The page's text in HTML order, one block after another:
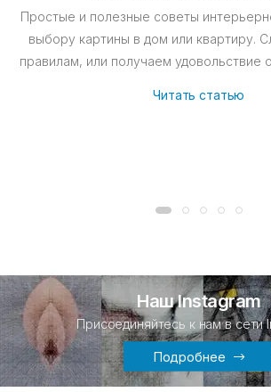
Простые и полезные советы
выбору картины в дом или квартиру.
правилам, или получаем удовольствие
Читать статью
Наш Instagram
Присоединяйтесь к нам в сети
Подробнее